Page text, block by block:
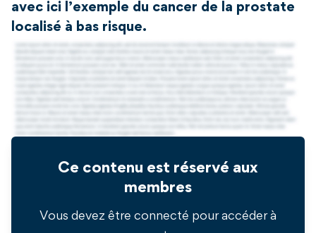
avec ici l’exemple du cancer de la prostate
localisé à bas risque.
Ce contenu est réservé aux
membres
Vous devez être connecté pour accéder à